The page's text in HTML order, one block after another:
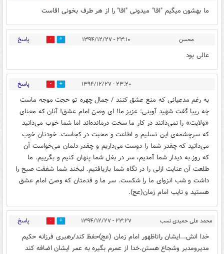
ما بهشون میگیم "اقا" میدونی "اقا" را از هر طرف بخونی اقاست
محسن ۲۳:۱۰ - ۱۳۹۴/۱۲/۲۷ 0 پاسخ
عالی بود
۲۳:۲۰ - ۱۳۹۴/۱۲/۲۷ 0 پاسخ
به رغم مدعیانی که منع عشق کنند / جمال چهره تو حجت موجه ماست
چه ریبا گفت شهید آوینی: عزیز ما! ای وصیّ امام عشق! آنان كه معنای
«ولایت» را نمی‌دانند در كار ما سخت درمانده‌اند اما شما خوب می‌دانید
كه سرچشمه‌ی این تسلیم و اطاعت و محبت در كجاست. خودتان خوب
می‌دانید كه چقدر شما را دوست می‌داریم و چقدر دلمان می‌خواست آن
كه روز به دیدار شما آمدیم، سر در بغل شما پنهان كنیم و بگرییم. ما
طلعت آن عنایت ازلی را در نگاه شما بازیافتیم. لبخند شما شفقت صبح را
داشت و شب انزوای ما را شكست. سر ما و قدمتان كه وصیّ امام عشق
هستید و نایب امام زمان(عج).
محمد علی حمیدی نسب ۲۳:۲۷ - ۱۳۹۴/۱۲/۲۷ 0 پاسخ
خدا انش...ایشان راتاظهور امام زمان (عج)حفظ کند/رهبری فرزانه حکیم
مدیرومدبر وشجاع هستن.خدا از عمرم بگیره به عمر ایشان اضافه کند